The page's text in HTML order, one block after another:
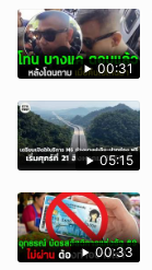
00:31
05:15
00:33